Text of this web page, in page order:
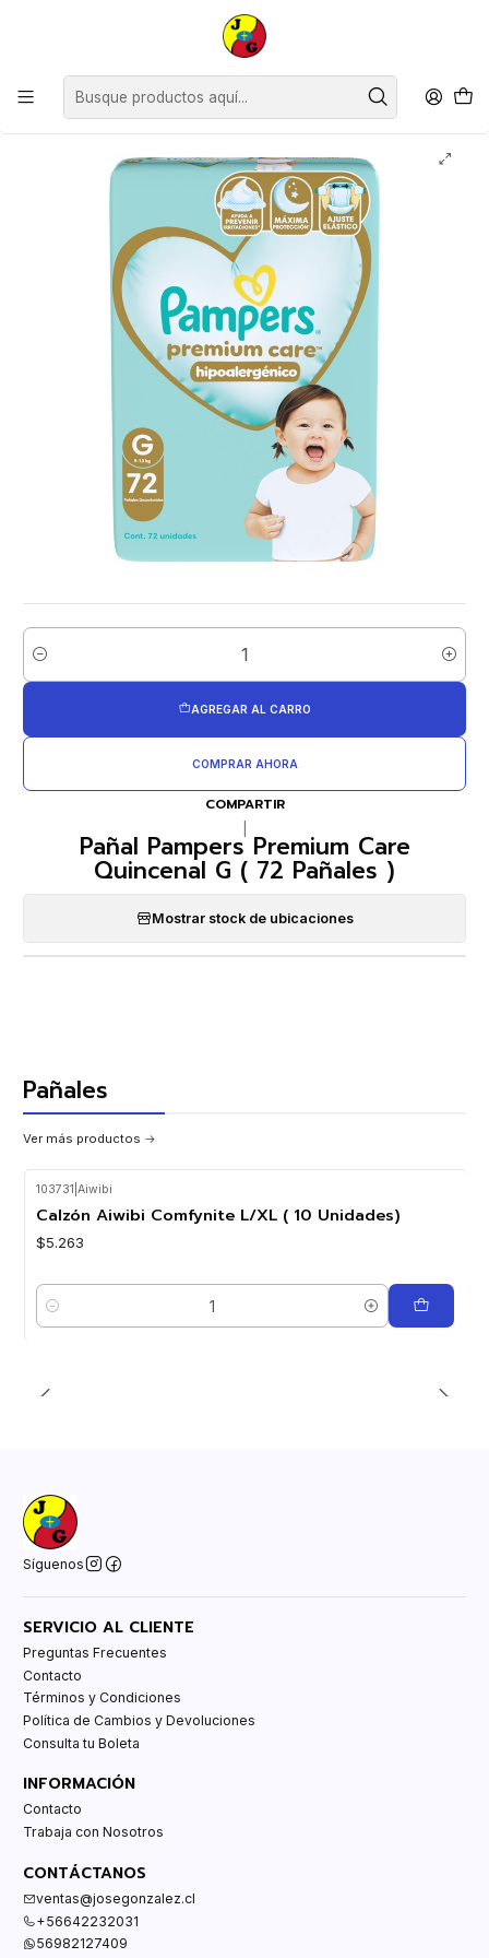
Disponible sólo Retiro en Tienda Osorno.
Bebé
Pañal Pampers Premium Care Quincenal G ( 72 Pañales )
Cantidad
AGREGAR AL CARRO
COMPRAR AHORA
COMPARTIR
Pañal Pampers Premium Care
Quincenal G ( 72 Pañales )
Mostrar stock de ubicaciones
Pañales
Ver más productos
103731 Aiwibi
Calzón Aiwibi Comfynite L/XL ( 10 Unidades)
$5.263
Cantidad
Síguenos
SERVICIO AL CLIENTE
Preguntas Frecuentes
Contacto
Términos y Condiciones
Política de Cambios y Devoluciones
Consulta tu Boleta
INFORMACIÓN
Contacto
Trabaja con Nosotros
CONTÁCTANOS
ventas@josegonzalez.cl
+56642232031
56982127409